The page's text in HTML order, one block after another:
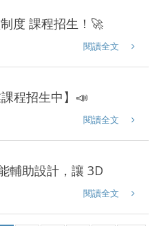
度 課程招生！🚀
閱讀全文
程招生中】📣
閱讀全文
輔助設計，讓 3D 建模更
閱讀全文